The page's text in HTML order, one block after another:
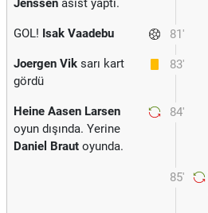
Jenssen asist yaptı.
81'
GOL! Isak Vaadebu
83'
Joergen Vik sarı kart
gördü
84'
Heine Aasen Larsen
oyun dışında. Yerine
Daniel Braut oyunda.
85'